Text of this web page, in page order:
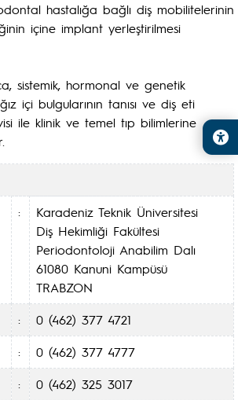
hastalığa bağlı diş mobilitelerinin
içine implant yerleştirilmesi
sistemik, hormonal ve genetik
içi bulgularının tanısı ve diş eti
ile klinik ve temel tıp bilimlerine
:
Karadeniz Teknik Üniversitesi
Diş Hekimliği Fakültesi
Periodontoloji Anabilim Dalı
61080 Kanuni Kampüsü
TRABZON
:
0 (462) 377 4721
:
0 (462) 377 4777
:
0 (462) 325 3017